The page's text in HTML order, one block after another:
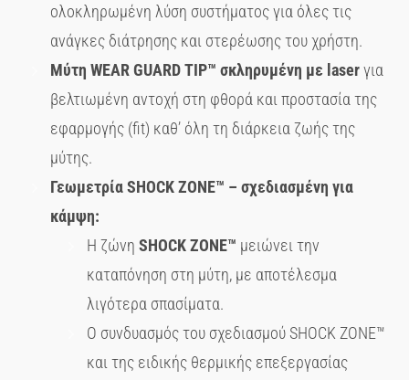
ολοκληρωμένη λύση συστήματος για όλες τις
ανάγκες διάτρησης και στερέωσης του χρήστη.
Μύτη WEARGUARDTIP™ σκληρυμένη με laserγια
βελτιωμένη αντοχή στη φθορά και προστασία της
εφαρμογής (fit) καθ’ όλη τη διάρκεια ζωής της
μύτης.
ΓεωμετρίαSHOCKZONE™ – σχεδιασμένη για
κάμψη:
Η ζώνη SHOCKZONE™ μειώνει την
καταπόνηση στη μύτη, με αποτέλεσμα
λιγότερα σπασίματα.
Ο συνδυασμός του σχεδιασμού SHOCK ZONE™
και της ειδικής θερμικής επεξεργασίας